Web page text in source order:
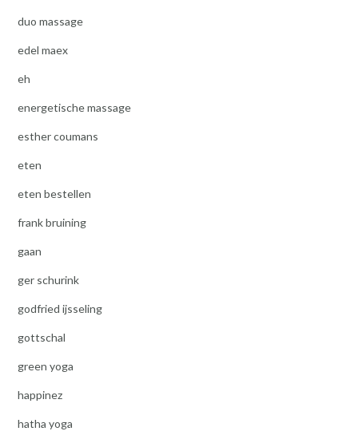
duo massage
edel maex
eh
energetische massage
esther coumans
eten
eten bestellen
frank bruining
gaan
ger schurink
godfried ijsseling
gottschal
green yoga
happinez
hatha yoga